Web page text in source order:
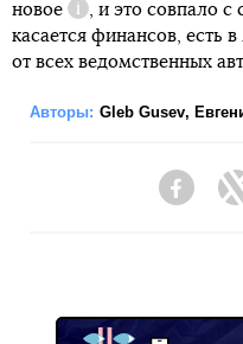
новое
Справка
, и это совпало с
касается финансов, есть
от всех ведомственных
Авторы: Gleb Gusev,